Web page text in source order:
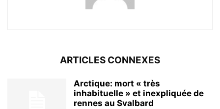
ARTICLES CONNEXES
Arctique: mort « très
inhabituelle » et inexpliquée de
rennes au Svalbard